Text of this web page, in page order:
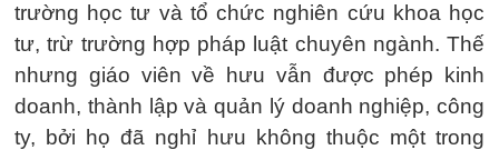
trường học tư và tổ chức nghiên cứu khoa học
tư, trừ trường hợp pháp luật chuyên ngành. Thế
nhưng giáo viên về hưu vẫn được phép kinh
doanh, thành lập và quản lý doanh nghiệp, công
ty, bởi họ đã nghỉ hưu không thuộc một trong